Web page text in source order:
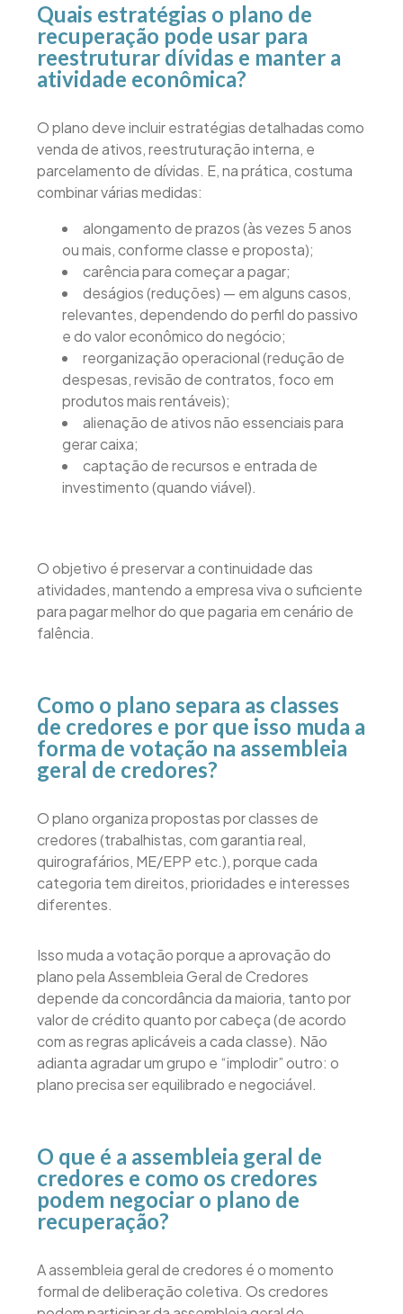
Quais estratégias o plano de
recuperação pode usar para
reestruturar dívidas e manter a
atividade econômica?
O plano deve incluir estratégias detalhadas como
venda de ativos, reestruturação interna, e
parcelamento de dívidas. E, na prática, costuma
combinar várias medidas:
alongamento de prazos (às vezes 5 anos
ou mais, conforme classe e proposta);
carência para começar a pagar;
deságios (reduções) — em alguns casos,
relevantes, dependendo do perfil do passivo
e do valor econômico do negócio;
reorganização operacional (redução de
despesas, revisão de contratos, foco em
produtos mais rentáveis);
alienação de ativos não essenciais para
gerar caixa;
captação de recursos e entrada de
investimento (quando viável).
O objetivo é preservar a continuidade das
atividades, mantendo a empresa viva o suficiente
para pagar melhor do que pagaria em cenário de
falência.
Como o plano separa as classes
de credores e por que isso muda a
forma de votação na assembleia
geral de credores?
O plano organiza propostas por classes de
credores (trabalhistas, com garantia real,
quirografários, ME/EPP etc.), porque cada
categoria tem direitos, prioridades e interesses
diferentes.
Isso muda a votação porque a aprovação do
plano pela Assembleia Geral de Credores
depende da concordância da maioria, tanto por
valor de crédito quanto por cabeça (de acordo
com as regras aplicáveis a cada classe). Não
adianta agradar um grupo e “implodir” outro: o
plano precisa ser equilibrado e negociável.
O que é a assembleia geral de
credores e como os credores
podem negociar o plano de
recuperação?
A assembleia geral de credores é o momento
formal de deliberação coletiva. Os credores